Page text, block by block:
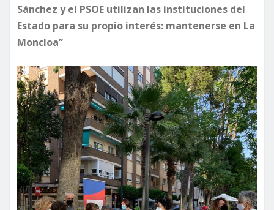
Sánchez y el PSOE utilizan las instituciones del
Estado para su propio interés: mantenerse en La
Moncloa”